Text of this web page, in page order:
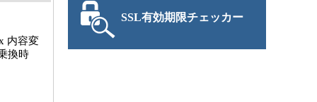
内容変
換時
SSL有効期限チェッカー